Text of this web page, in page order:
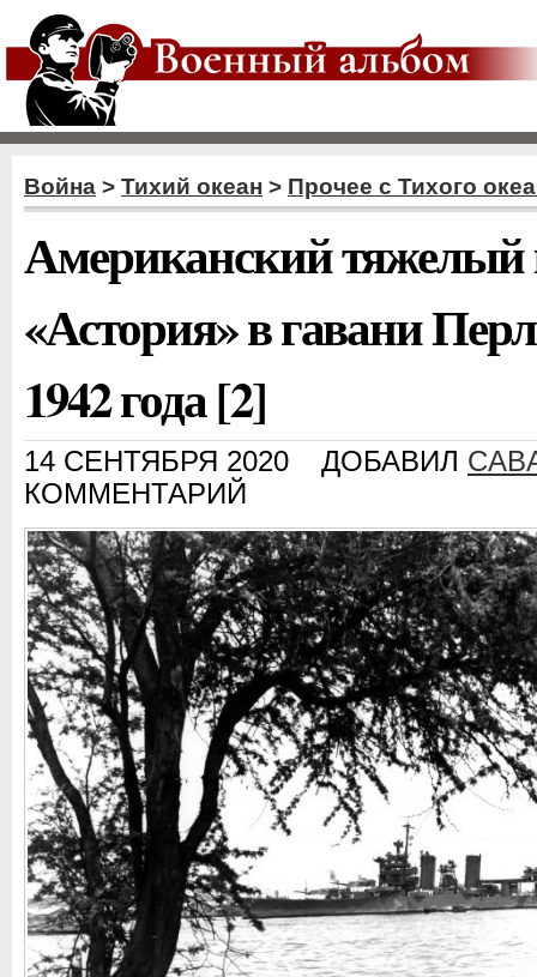
Война > Тихий океан > Прочее с Тихого
Американский тяжелый
«Астория» в гавани
1942 года [2]
14 СЕНТЯБРЯ 2020 ДОБАВИЛ
КОММЕНТАРИЙ